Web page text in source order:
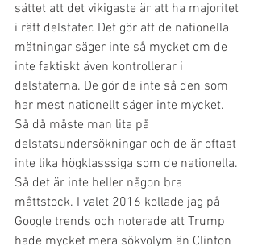
sättet att det vikigaste är att ha majoritet
i rätt delstater. Det gör att de nationella
mätningar säger inte så mycket om de
inte faktiskt även kontrollerar i
delstaterna. De gör de inte så den som
har mest nationellt säger inte mycket.
Så då måste man lita på
delstatsundersökningar och de är oftast
inte lika högklasssiga som de nationella.
Så det är inte heller någon bra
måttstock. I valet 2016 kollade jag på
Google trends och noterade att Trump
hade mycket mera sökvolym än Clinton